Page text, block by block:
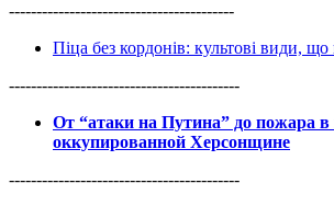
-----------------------------------------
Піца без кордонів: культові види,
------------------------------------------
От “атаки на Путина” до пожара в
оккупированной Херсонщине
------------------------------------------